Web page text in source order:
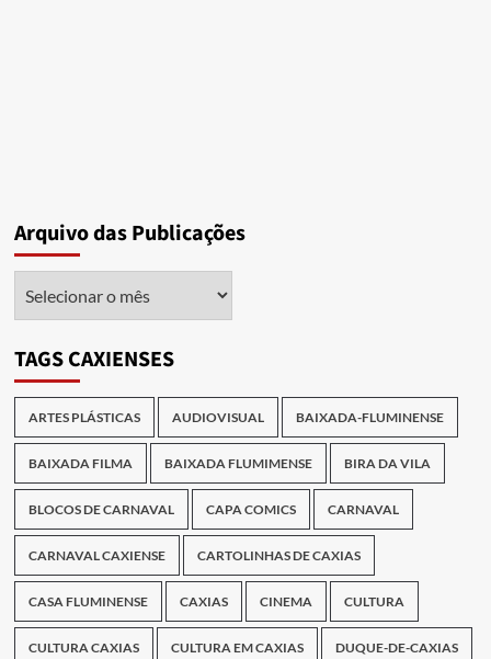
Arquivo das Publicações
TAGS CAXIENSES
ARTES PLÁSTICAS AUDIOVISUAL BAIXADA-FLUMINENSE
BAIXADA FILMA BAIXADA FLUMIMENSE BIRA DA VILA
BLOCOS DE CARNAVAL CAPA COMICS CARNAVAL
CARNAVAL CAXIENSE CARTOLINHAS DE CAXIAS
CASA FLUMINENSE CAXIAS CINEMA CULTURA
CULTURA CAXIAS CULTURA EM CAXIAS DUQUE-DE-CAXIAS